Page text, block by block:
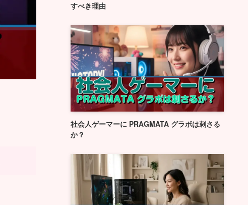
すべき理由
社会人ゲーマーに PRAGMATA グラボは刺さる
か？